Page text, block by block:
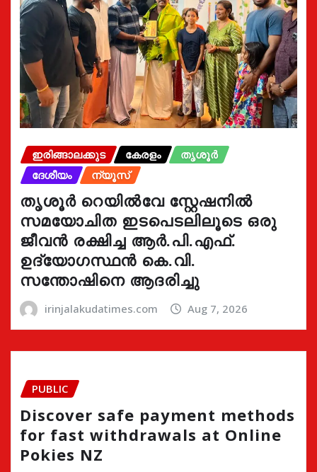
ഇരിങ്ങാലക്കുട കേരളം
തൃശൂർ
ദേശീയം
ന്യൂസ്
തൃശൂർ റെയിൽവേ സ്റ്റേഷനിൽ
സമയോചിത ഇടപെടലിലൂടെ ഒരു
ജീവൻ രക്ഷിച്ച ആർ.പി.എഫ്.
ഉദ്യോഗസ്ഥൻ കെ.വി.
സന്തോഷിനെ ആദരിച്ചു
irinjalakudatimes.com Aug 7, 2026
PUBLIC
Discover safe payment methods
for fast withdrawals at Online
Pokies NZ